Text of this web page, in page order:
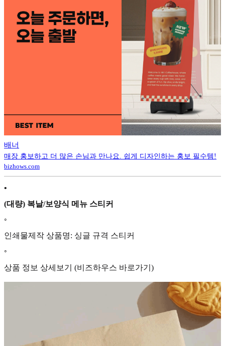
배너
매장 홍보하고 더 많은 손님과 만나요. 쉽게 디자인하는 홍보 필수템!
bizhows.com
•
(대량) 복날/보양식 메뉴 스티커
◦
인쇄물제작 상품명: 싱글 규격 스티커
◦
상품 정보 상세보기 (비즈하우스 바로가기)